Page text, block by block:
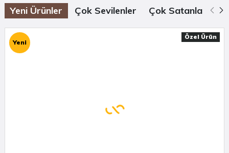
Yeni Ürünler Çok Sevilenler Çok Satanlar
Özel Ürün
Yeni